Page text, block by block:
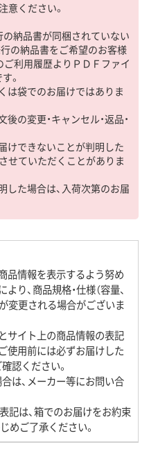
意ください。
の納品書が同梱されていない
の納品書をご希望のお客様
ご利用履歴よりＰＤＦファイ
。
は袋でのお届けではありま
の変更・キャンセル・返品・
けできないことが判明した
せていただくことがありま
した場合は、入荷次第のお届
品情報を表示するよう努め
り、商品規格・仕様（容量、
変更される場合がございま
サイト上の商品情報の表記
使用前には必ずお届けした
認ください。
は、メーカー等にお問い合
記は、箱でのお届けをお約束
めご了承ください。